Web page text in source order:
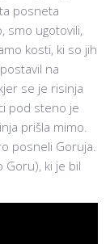
posneta
smo ugotovili,
kosti, ki so jih
na
se je risinja
pod steno je
prišla mimo.
posneli Goruja.
Goru), ki je bil